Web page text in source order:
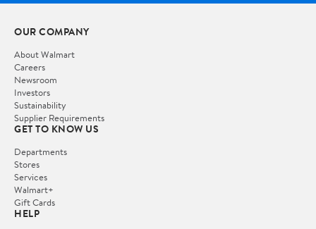
OUR COMPANY
About Walmart
Careers
Newsroom
Investors
Sustainability
Supplier Requirements
GET TO KNOW US
Departments
Stores
Services
Walmart+
Gift Cards
HELP